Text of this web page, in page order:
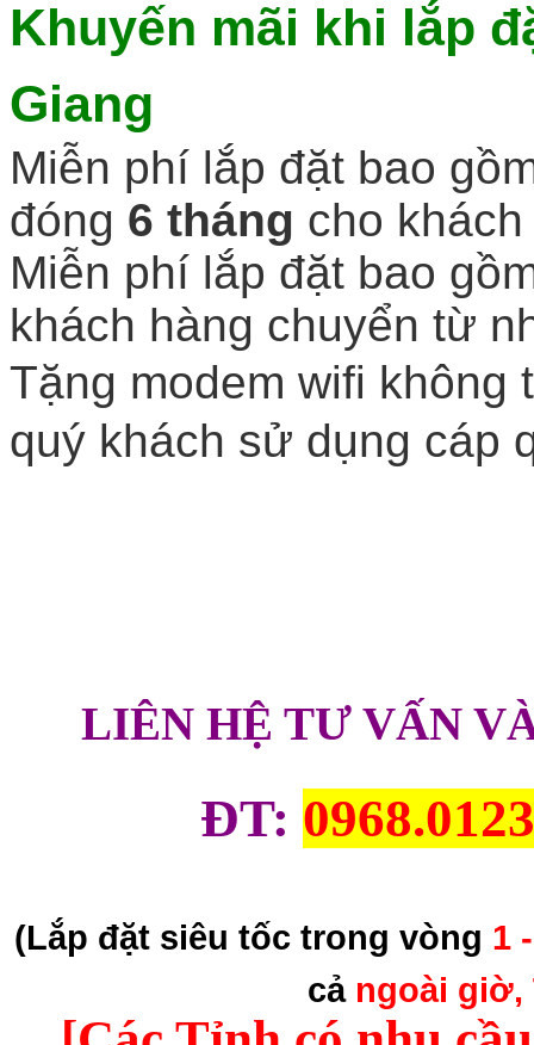
Khuyến mãi khi lắp
Giang
Miễn phí lắp đặt bao
đóng 6 tháng cho
Miễn phí lắp đặt bao
khách hàng chuyển từ
Tặng modem wifi không
quý khách sử dụng cáp
LIÊN HỆ TƯ VẤN
ĐT:
(Lắp đặt siêu tốc trong vòng 1
cả ngoài giờ,